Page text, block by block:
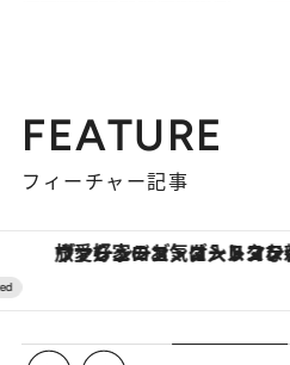
FEATURE
フィーチャー記事
ヴァシュロン・コンスタンタン「オーヴァーシーズ・オートマティック」。旅愛好家のお気に入り